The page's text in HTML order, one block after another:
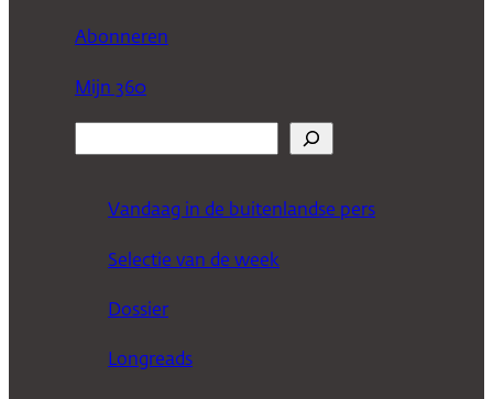
Abonneren
Mijn 360
Vandaag in de buitenlandse pers
Selectie van de week
Dossier
Longreads